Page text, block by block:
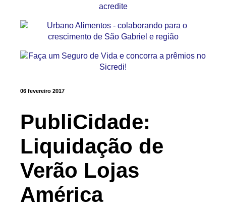
06 fevereiro 2017
PubliCidade:
Liquidação de
Verão Lojas
América